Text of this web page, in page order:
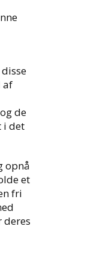
af
de
i det
opnå
et
fri